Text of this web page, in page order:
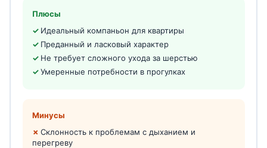
Плюсы
Идеальный компаньон для квартиры
Преданный и ласковый характер
Не требует сложного ухода за шерстью
Умеренные потребности в прогулках
Минусы
Склонность к проблемам с дыханием и
перегреву